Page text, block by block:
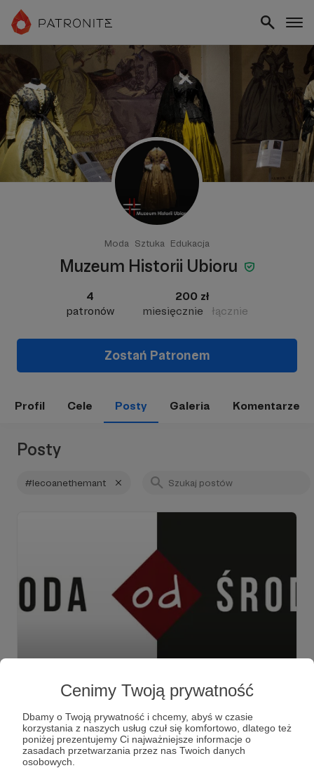
Cenimy Twoją prywatność
Dbamy o Twoją prywatność i chcemy, abyś w czasie
korzystania z naszych usług czuł się komfortowo, dlatego też
poniżej prezentujemy Ci najważniejsze informacje o
zasadach przetwarzania przez nas Twoich danych
osobowych.
Moda Sztuka Edukacja
Muzeum Historii Ubioru
4
patronów
200 zł
miesięcznie
łącznie
Zostań Patronem
Profil Cele Posty Galeria Komentarze
Posty
#lecoanethemant
Środa od środka. Odsłona III
Kolejny przedpremierowy odcinek "Środy od środka" .
#lecoanethemant #hautecouture #historiamody
+1